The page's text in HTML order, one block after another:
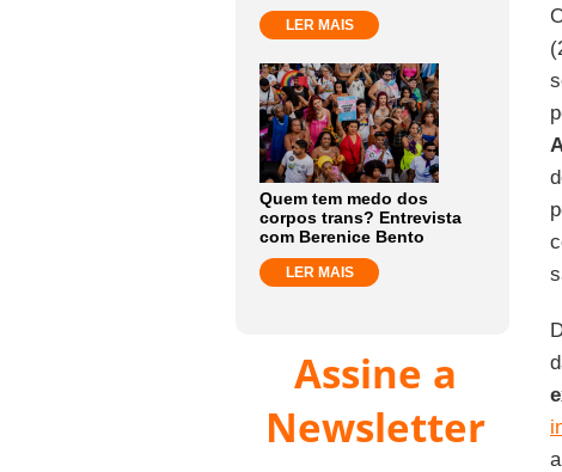
LER MAIS
Quem tem medo dos
corpos trans? Entrevista
com Berenice Bento
LER MAIS
Assine a
Newsletter